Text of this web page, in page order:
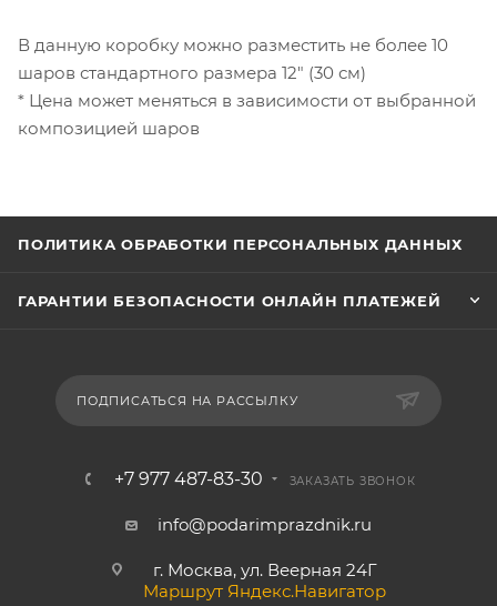
В данную коробку можно разместить не более 10
шаров стандартного размера 12" (30 см)
* Цена может меняться в зависимости от выбранной
композицией шаров
ПОЛИТИКА ОБРАБОТКИ ПЕРСОНАЛЬНЫХ ДАННЫХ
ГАРАНТИИ БЕЗОПАСНОСТИ ОНЛАЙН ПЛАТЕЖЕЙ
ПОДПИСАТЬСЯ НА РАССЫЛКУ
+7 977 487-83-30 ЗАКАЗАТЬ ЗВОНОК
info@podarimprazdnik.ru
г. Москва, ул. Веерная 24Г
Маршрут Яндекс.Навигатор